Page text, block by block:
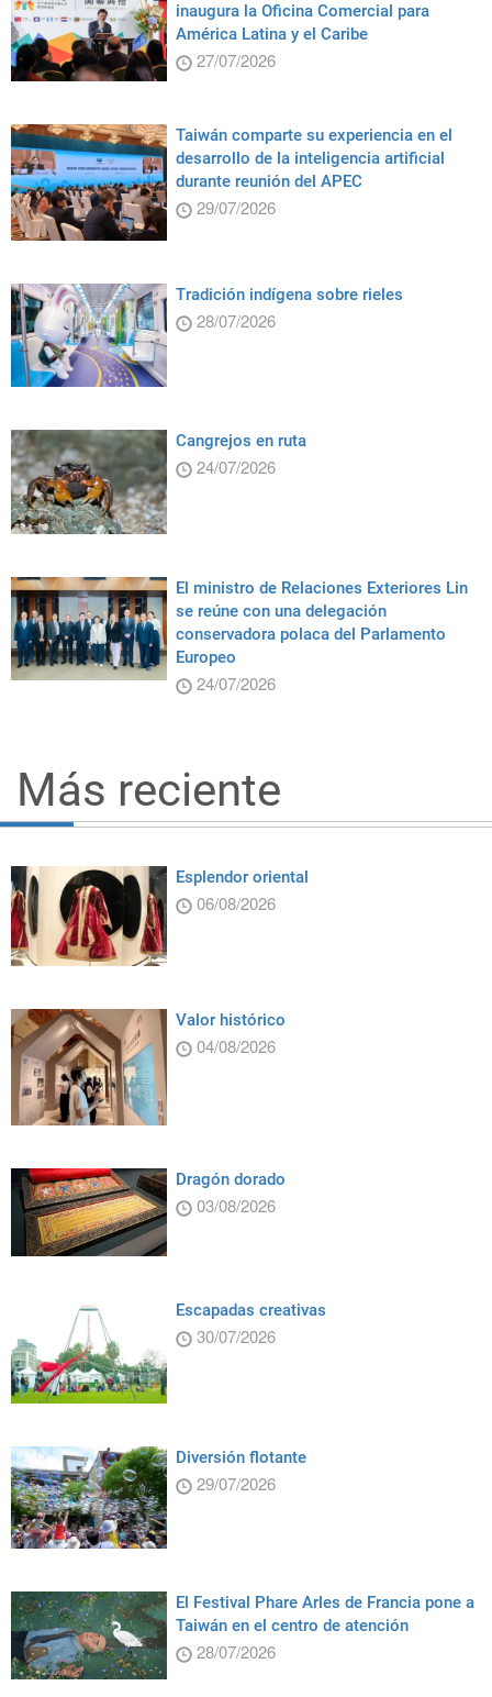
inaugura la Oficina Comercial para
América Latina y el Caribe
27/07/2026
Taiwán comparte su experiencia en el
desarrollo de la inteligencia artificial
durante reunión del APEC
29/07/2026
Tradición indígena sobre rieles
28/07/2026
Cangrejos en ruta
24/07/2026
El ministro de Relaciones Exteriores Lin
se reúne con una delegación
conservadora polaca del Parlamento
Europeo
24/07/2026
Más reciente
Esplendor oriental
06/08/2026
Valor histórico
04/08/2026
Dragón dorado
03/08/2026
Escapadas creativas
30/07/2026
Diversión flotante
29/07/2026
El Festival Phare Arles de Francia pone a
Taiwán en el centro de atención
28/07/2026